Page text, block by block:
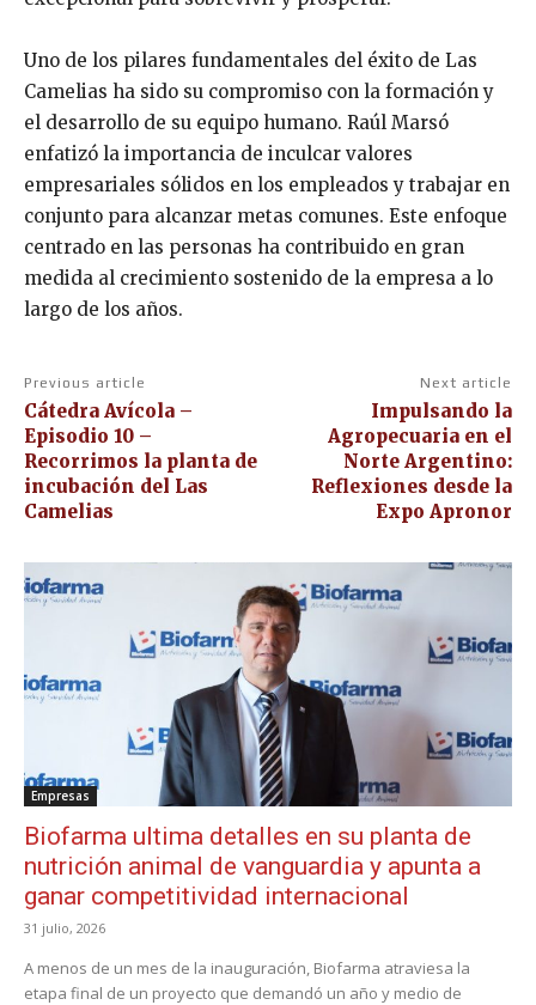
Uno de los pilares fundamentales del éxito de Las
Camelias ha sido su compromiso con la formación y
el desarrollo de su equipo humano. Raúl Marsó
enfatizó la importancia de inculcar valores
empresariales sólidos en los empleados y trabajar en
conjunto para alcanzar metas comunes. Este enfoque
centrado en las personas ha contribuido en gran
medida al crecimiento sostenido de la empresa a lo
largo de los años.
Previous article
Cátedra Avícola –
Episodio 10 –
Recorrimos la planta de
incubación del Las
Camelias
Next article
Impulsando la
Agropecuaria en el
Norte Argentino:
Reflexiones desde la
Expo Apronor
Empresas
Biofarma ultima detalles en su planta de
nutrición animal de vanguardia y apunta a
ganar competitividad internacional
31 julio, 2026
A menos de un mes de la inauguración, Biofarma atraviesa la
etapa final de un proyecto que demandó un año y medio de